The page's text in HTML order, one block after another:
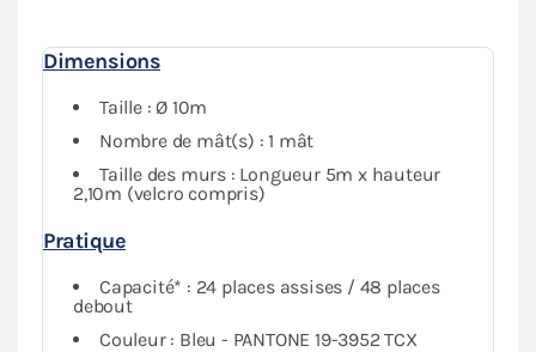
Dimensions
Taille : Ø 10m
Nombre de mât(s) : 1 mât
Taille des murs : Longueur 5m x hauteur
2,10m (velcro compris)
Pratique
Capacité* : 24 places assises / 48 places
debout
Couleur : Bleu - PANTONE 19-3952 TCX